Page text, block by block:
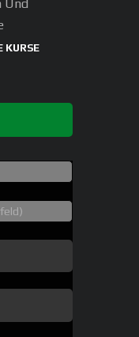
Und
KURSE